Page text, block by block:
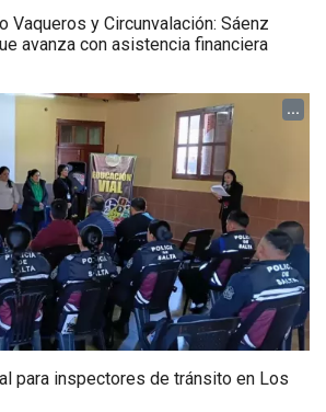
Vaqueros y Circunvalación: Sáenz
avanza con asistencia financiera
...
para inspectores de tránsito en Los